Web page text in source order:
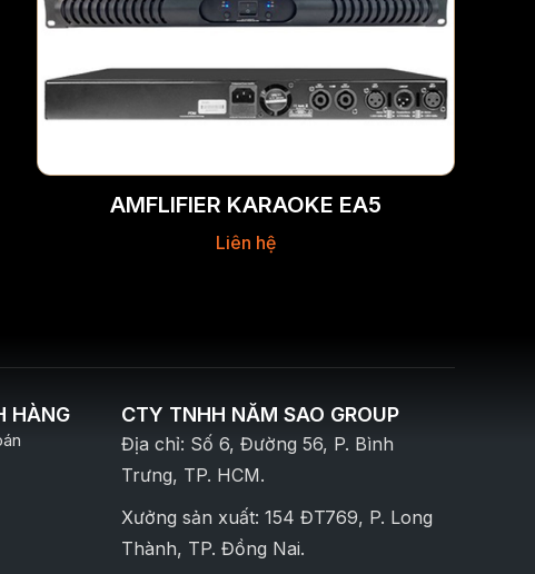
AMFLIFIER KARAOKE EA5
Liên hệ
HÀNG CTY TNHH NĂM SAO GROUP
Địa chỉ: Số 6, Đường 56, P. Bình
Trưng, TP. HCM.
Xưởng sản xuất: 154 ĐT769, P. Long
Thành, TP. Đồng Nai.